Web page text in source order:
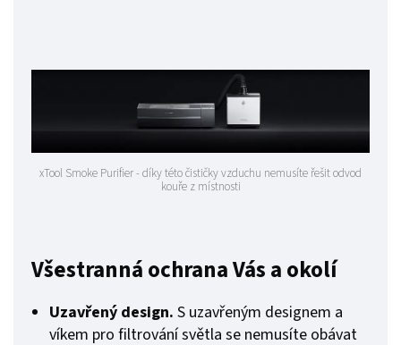
xTool Smoke Purifier - díky této čističky vzduchu nemusíte řešit odvod
kouře z místnosti
Všestranná ochrana Vás a okolí
Uzavřený design. S uzavřeným designem a
víkem pro filtrování světla se nemusíte obávat